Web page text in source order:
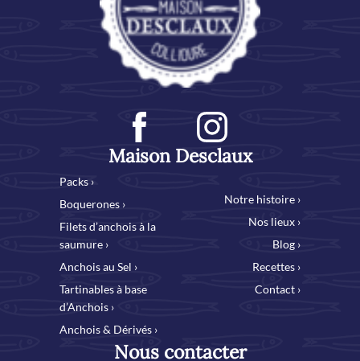
Maison Desclaux
Packs ›
Boquerones ›
Filets d’anchois à la
saumure ›
Anchois au Sel ›
Tartinables à base
d’Anchois ›
Anchois & Dérivés ›
Notre histoire ›
Nos lieux ›
Blog ›
Recettes ›
Contact ›
Nous contacter